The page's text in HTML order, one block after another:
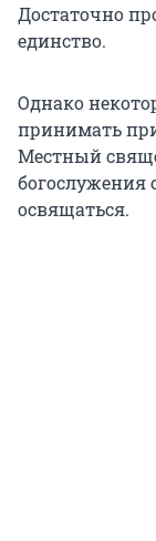
Достаточно
единство.
Однако
принимать
Местный
богослужения
освящаться.